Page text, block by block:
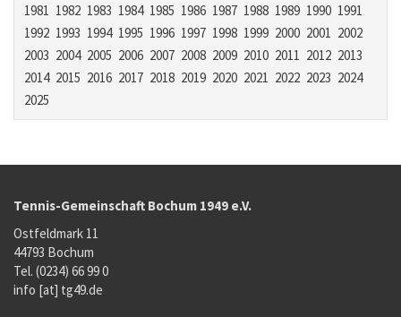
1981 1982 1983 1984 1985 1986 1987 1988 1989 1990 1991
1992 1993 1994 1995 1996 1997 1998 1999 2000 2001 2002
2003 2004 2005 2006 2007 2008 2009 2010 2011 2012 2013
2014 2015 2016 2017 2018 2019 2020 2021 2022 2023 2024
2025
Tennis-Gemeinschaft Bochum 1949 e.V.
Ostfeldmark 11
44793 Bochum
Tel. (0234) 66 99 0
info [at] tg49.de